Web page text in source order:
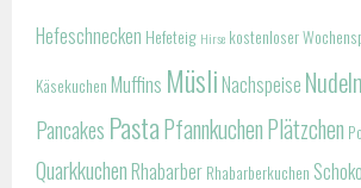
Hefeschnecken Hefeteig Hirse kostenloser
Käsekuchen Muffins Müsli Nachspeise Nudeln
Pancakes PastaPfannkuchenPlätzchen
Quarkkuchen Rhabarber Rhabarberkuchen